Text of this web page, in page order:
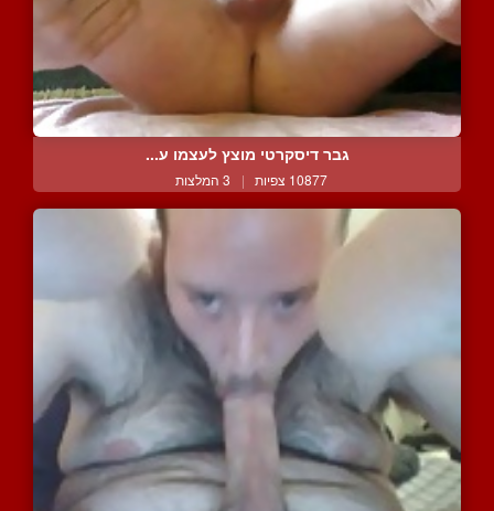
גבר דיסקרטי מוצץ לעצמו ע...
10877 צפיות | 3 המלצות